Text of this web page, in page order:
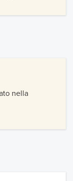
nella